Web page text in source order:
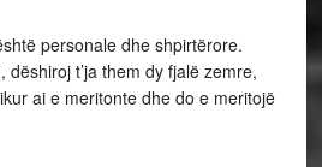
personale dhe shpirtërore.
dëshiroj t’ja them dy fjalë zemre,
ai e meritonte dhe do e meritojë